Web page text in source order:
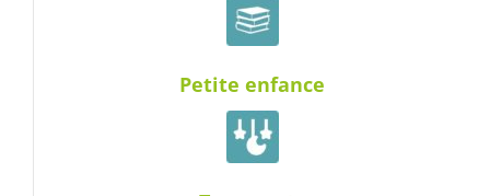
Petite enfance